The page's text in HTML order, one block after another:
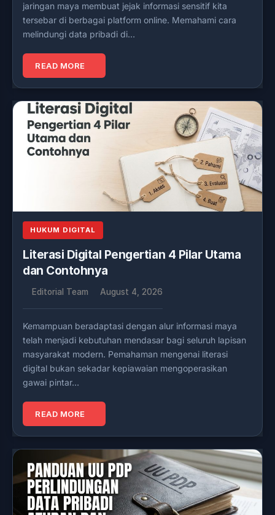
jaringan maya membuat jejak informasi sensitif kita
tersebar di berbagai platform online. Memahami cara
melindungi data pribadi di…
READ MORE
HUKUM DIGITAL
Literasi Digital Pengertian 4 Pilar Utama
dan Contohnya
Editorial Team August 4, 2026
Kemampuan beradaptasi dengan alur informasi maya
telah menjadi kebutuhan mendasar bagi seluruh lapisan
masyarakat modern. Pemahaman mengenai literasi
digital bukan sekadar kepiawaian mengoperasikan
gawai pintar…
READ MORE